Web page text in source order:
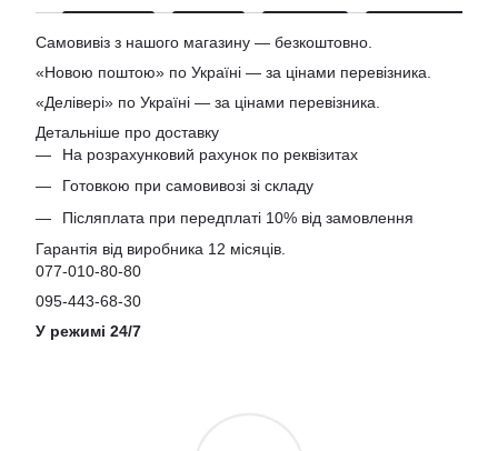
Самовивіз з нашого магазину — безкоштовно.
«Новою поштою» по Україні — за цінами перевізника.
«Делівері» по Україні — за цінами перевізника.
Детальніше про доставку
На розрахунковий рахунок по реквізитах
Готовкою при самовивозі зі складу
Післяплата при передплаті 10% від замовлення
Гарантія від виробника 12 місяців.
077-010-80-80
095-443-68-30
У режимі 24/7